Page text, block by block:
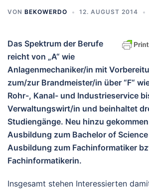
VON BEKOWERDO 12. AUGUST 2014
Das Spektrum der Berufe
reicht von „A“ wie
Anlagenmechaniker/in mit
zum/zur Brandmeister/in über “F“
Rohr-, Kanal- und Industrieservice
Verwaltungswirt/in und beinhaltet
Studiengänge. Neu hinzu
Ausbildung zum Bachelor of
Ausbildung zum Fachinformatiker
Fachinformatikerin.
Insgesamt stehen Interessierten